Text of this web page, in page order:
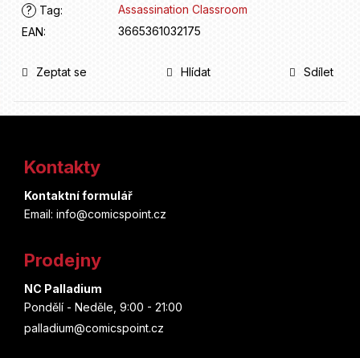
?
Tag:
Assassination Classroom
EAN: 3665361032175
Zeptat se Hlídat Sdílet
Kontakty
Kontaktní formulář
Email: info@comicspoint.cz
Prodejny
NC Palladium
Pondělí - Neděle, 9:00 - 21:00
palladium@comicspoint.cz